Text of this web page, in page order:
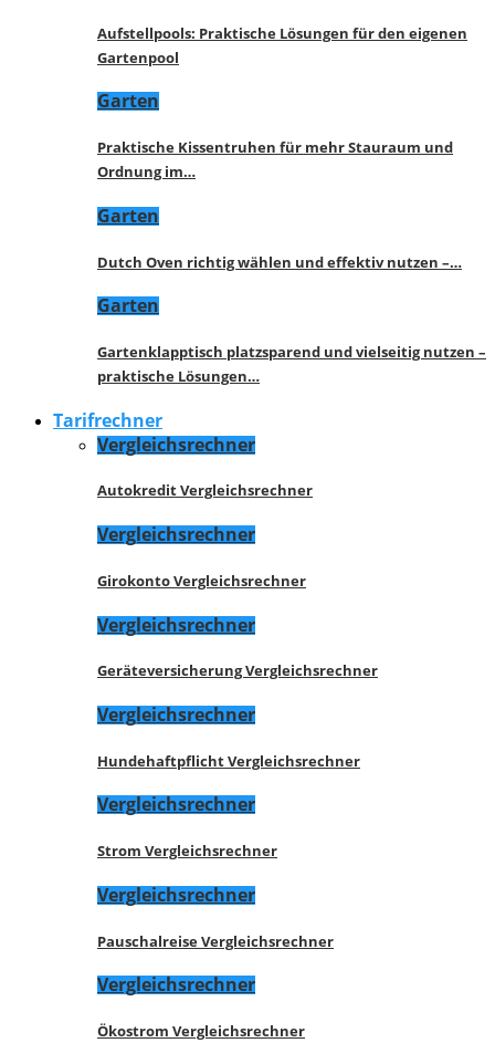
Aufstellpools: Praktische Lösungen für den eigenen
Gartenpool
Garten
Praktische Kissentruhen für mehr Stauraum und
Ordnung im…
Garten
Dutch Oven richtig wählen und effektiv nutzen –…
Garten
Gartenklapptisch platzsparend und vielseitig nutzen –
praktische Lösungen…
Tarifrechner
Vergleichsrechner
Autokredit Vergleichsrechner
Vergleichsrechner
Girokonto Vergleichsrechner
Vergleichsrechner
Geräteversicherung Vergleichsrechner
Vergleichsrechner
Hundehaftpflicht Vergleichsrechner
Vergleichsrechner
Strom Vergleichsrechner
Vergleichsrechner
Pauschalreise Vergleichsrechner
Vergleichsrechner
Ökostrom Vergleichsrechner